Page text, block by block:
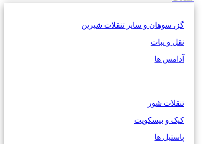
گز، سوهان و سایر تنقلات شیرین
نقل و نبات
آدامس ها
تنقلات شور
کیک و بیسکویت
پاستیل ها